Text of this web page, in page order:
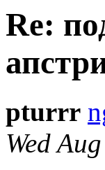
Re:
pturrr
Wed